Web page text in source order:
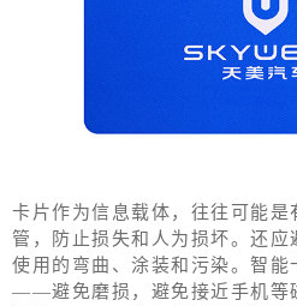
卡片作为信息载体，往往可能是
管，防止损失和人为损坏。还应
使用的弯曲、涂装和污染。智能
——避免磨损，避免接近手机等